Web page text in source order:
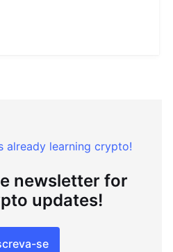
already learning crypto!
newsletter for
updates!
se